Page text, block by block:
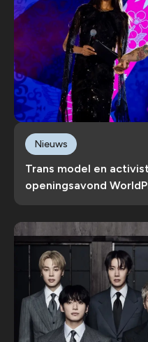
Trans model en
openingsavond
Nieuws